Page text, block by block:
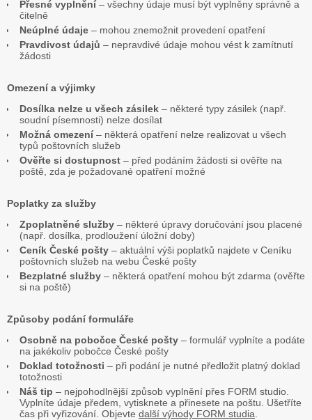
Přesné vyplnění– všechny údaje musí být vyplněny správně a
čitelně
Neúplné údaje – mohou znemožnit provedení opatření
Pravdivost údajů – nepravdivé údaje mohou vést k zamítnutí
žádosti
Omezení a výjimky
Dosílka nelze u všech zásilek – některé typy zásilek (např.
soudní písemnosti) nelze dosílat
Možná omezení– některá opatření nelze realizovat u všech
typů poštovních služeb
Ověřte si dostupnost – před podáním žádosti si ověřte na
poště, zda je požadované opatření možné
Poplatky za služby
Zpoplatněné služby – některé úpravy doručování jsou placené
(např. dosílka, prodloužení úložní doby)
Ceník České pošty – aktuální výši poplatků najdete v Ceníku
poštovních služeb na webu České pošty
Bezplatné služby – některá opatření mohou být zdarma (ověřte
si na poště)
Způsoby podání formuláře
Osobně na pobočce České pošty – formulář vyplníte a podáte
na jakékoliv pobočce České pošty
Doklad totožnosti – při podání je nutné předložit platný doklad
totožnosti
Náš tip – nejpohodlnější způsob vyplnění přes FORM studio.
Vyplníte údaje předem, vytisknete a přinesete na poštu. Ušetříte
čas při vyřizování. Objevte další výhody FORM studia